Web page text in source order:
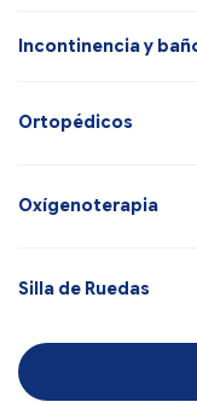
Incontinencia y
Ortopédicos
Oxígenoterapia
Silla de Ruedas